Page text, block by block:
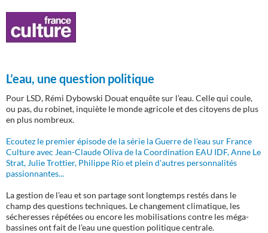
L’eau, une question politique
Pour LSD, Rémi Dybowski Douat enquête sur l’eau. Celle qui coule,
ou pas, du robinet, inquiète le monde agricole et des citoyens de plus
en plus nombreux.
Ecoutez le premier épisode de la série la Guerre de l'eau sur France
Culture avec Jean-Claude Oliva de la Coordination EAU IDF, Anne Le
Strat, Julie Trottier, Philippe Rio et plein d'autres personnalités
passionnantes...
La gestion de l’eau et son partage sont longtemps restés dans le
champ des questions techniques. Le changement climatique, les
sécheresses répétées ou encore les mobilisations contre les méga-
bassines ont fait de l’eau une question politique centrale.